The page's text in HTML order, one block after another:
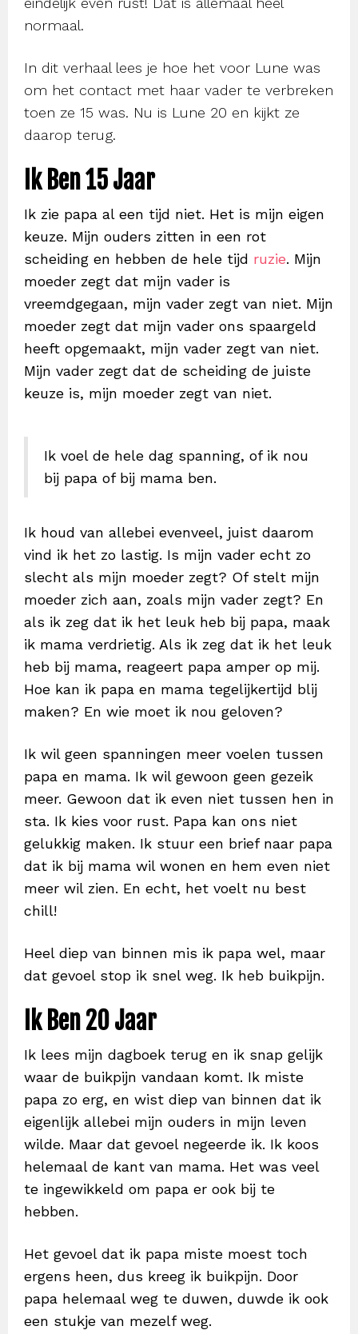
normaal.
In dit verhaal lees je hoe het voor Lune was
om het contact met haar vader te verbreken
toen ze 15 was. Nu is Lune 20 en kijkt ze
daarop terug.
Ik Ben 15 Jaar
Ik zie papa al een tijd niet. Het is mijn eigen
keuze. Mijn ouders zitten in een rot
scheiding en hebben de hele tijd ruzie. Mijn
moeder zegt dat mijn vader is
vreemdgegaan, mijn vader zegt van niet. Mijn
moeder zegt dat mijn vader ons spaargeld
heeft opgemaakt, mijn vader zegt van niet.
Mijn vader zegt dat de scheiding de juiste
keuze is, mijn moeder zegt van niet.
Ik voel de hele dag spanning, of ik nou
bij papa of bij mama ben.
Ik houd van allebei evenveel, juist daarom
vind ik het zo lastig. Is mijn vader echt zo
slecht als mijn moeder zegt? Of stelt mijn
moeder zich aan, zoals mijn vader zegt? En
als ik zeg dat ik het leuk heb bij papa, maak
ik mama verdrietig. Als ik zeg dat ik het leuk
heb bij mama, reageert papa amper op mij.
Hoe kan ik papa en mama tegelijkertijd blij
maken? En wie moet ik nou geloven?
Ik wil geen spanningen meer voelen tussen
papa en mama. Ik wil gewoon geen gezeik
meer. Gewoon dat ik even niet tussen hen in
sta. Ik kies voor rust. Papa kan ons niet
gelukkig maken. Ik stuur een brief naar papa
dat ik bij mama wil wonen en hem even niet
meer wil zien. En echt, het voelt nu best
chill!
Heel diep van binnen mis ik papa wel, maar
dat gevoel stop ik snel weg. Ik heb buikpijn.
Ik Ben 20 Jaar
Ik lees mijn dagboek terug en ik snap gelijk
waar de buikpijn vandaan komt. Ik miste
papa zo erg, en wist diep van binnen dat ik
eigenlijk allebei mijn ouders in mijn leven
wilde. Maar dat gevoel negeerde ik. Ik koos
helemaal de kant van mama. Het was veel
te ingewikkeld om papa er ook bij te
hebben.
Het gevoel dat ik papa miste moest toch
ergens heen, dus kreeg ik buikpijn. Door
papa helemaal weg te duwen, duwde ik ook
een stukje van mezelf weg.